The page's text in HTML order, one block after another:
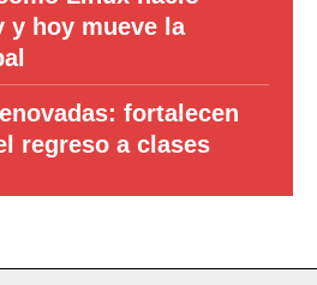
y hoy mueve la
fortalecen
regreso a clases